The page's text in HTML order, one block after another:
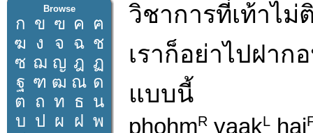
Browse
ก ข ฃ ค ฅ
ฆ ง จ ฉ ช
ซ ฌ ญ ฎ ฏ
ฐ ฑ ฒ ณ ด
ต ถ ท ธ น
บ ป ผ ฝ พ
วิชาการที่เท้าไ
เราก็อย่าไปฝา
แบบนี้
phohmR yaakL hai